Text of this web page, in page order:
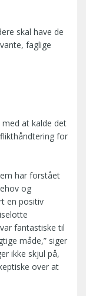
skal have de
faglige
at kalde det
for
har forstået
og
en positiv
fantastiske til
måde,” siger
ikke skjul på,
over at